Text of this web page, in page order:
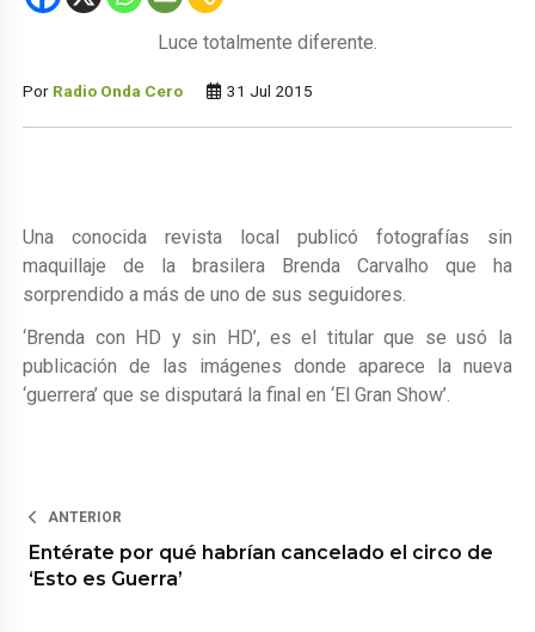
Luce totalmente diferente.
Por Radio Onda Cero 31 Jul 2015
Una conocida revista local publicó fotografías sin
maquillaje de la brasilera Brenda Carvalho que ha
sorprendido a más de uno de sus seguidores.
‘Brenda con HD y sin HD’, es el titular que se usó la
publicación de las imágenes donde aparece la nueva
‘guerrera’ que se disputará la final en ‘El Gran Show’.
ANTERIOR
Entérate por qué habrían cancelado el circo de
‘Esto es Guerra’